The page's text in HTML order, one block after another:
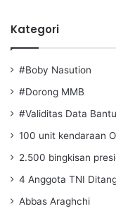
Kategori
#Boby Nasution
#Dorong MMB
#Validitas Data
100 unit kendaraan
2.500 bingkisan
4 Anggota TNI
Abbas Araghchi